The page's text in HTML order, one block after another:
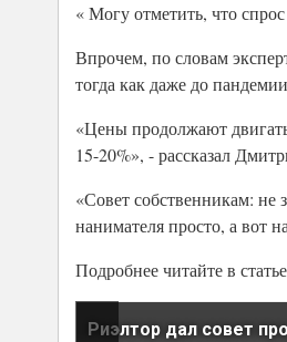
« Могу отметить, что
Впрочем, по словам
тогда как даже до
«Цены продолжают
15-20%», - рассказал
«Совет собственникам: не
нанимателя просто, а вот
Подробнее читайте в статье
Риэлтор дал совет